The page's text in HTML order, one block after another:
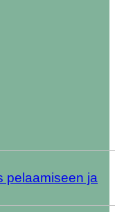
pelaamiseen ja